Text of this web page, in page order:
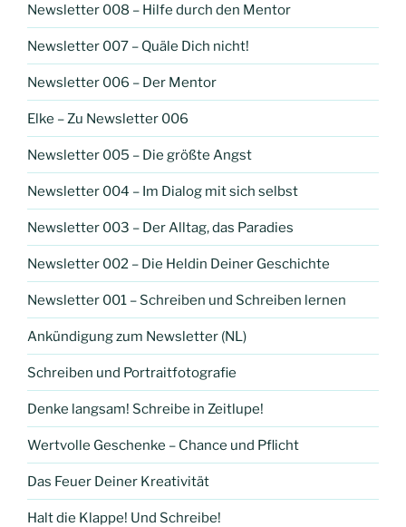
Newsletter 008 – Hilfe durch den Mentor
Newsletter 007 – Quäle Dich nicht!
Newsletter 006 – Der Mentor
Elke – Zu Newsletter 006
Newsletter 005 – Die größte Angst
Newsletter 004 – Im Dialog mit sich selbst
Newsletter 003 – Der Alltag, das Paradies
Newsletter 002 – Die Heldin Deiner Geschichte
Newsletter 001 – Schreiben und Schreiben lernen
Ankündigung zum Newsletter (NL)
Schreiben und Portraitfotografie
Denke langsam! Schreibe in Zeitlupe!
Wertvolle Geschenke – Chance und Pflicht
Das Feuer Deiner Kreativität
Halt die Klappe! Und Schreibe!